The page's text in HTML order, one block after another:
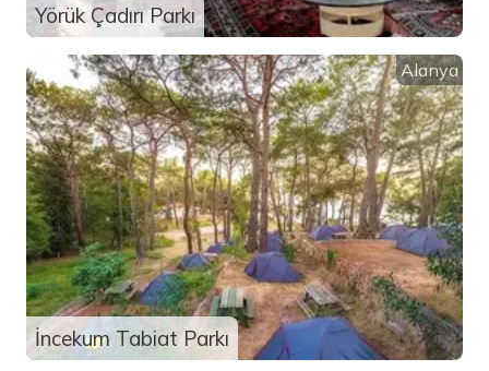
Yörük Çadırı Parkı
İncekum Tabiat Parkı
Alanya